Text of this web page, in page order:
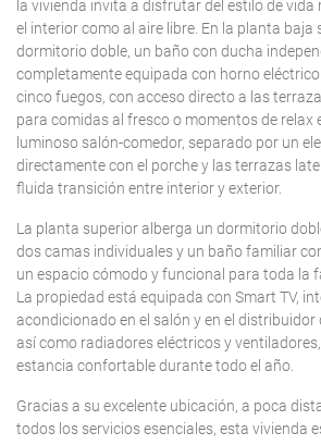
la vivienda invita a disfrutar del estilo de
el interior como al aire libre. En la planta baja
dormitorio doble, un baño con ducha
completamente equipada con horno
cinco fuegos, con acceso directo a las
para comidas al fresco o momentos de relax
luminoso salón-comedor, separado por un
directamente con el porche y las terrazas
fluida transición entre interior y exterior.
La planta superior alberga un dormitorio
dos camas individuales y un baño familiar
un espacio cómodo y funcional para toda la
La propiedad está equipada con Smart TV,
acondicionado en el salón y en el distribuidor
así como radiadores eléctricos y
estancia confortable durante todo el año.
Gracias a su excelente ubicación, a poca
todos los servicios esenciales, esta vivienda